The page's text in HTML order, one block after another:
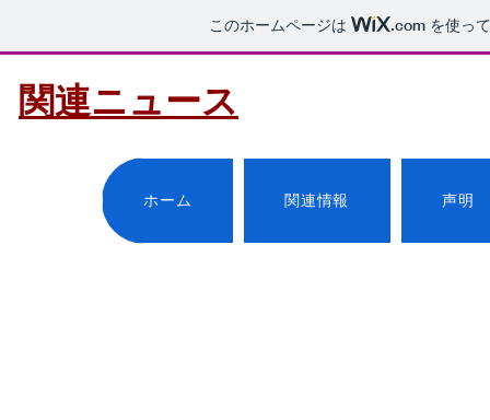
このホームページは .comを使っ
関連ニュース
ホーム 関連情報 声明